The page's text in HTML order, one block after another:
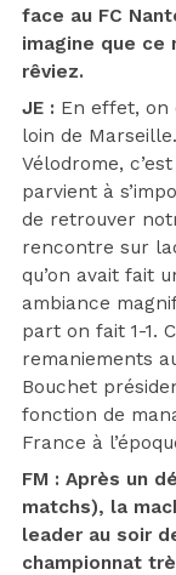
face au FC
imagine que ce
rêviez.
JE : En effet, on
loin de
Vélodrome,
parvient à
de retrouver
rencontre sur
qu’on avait fait
ambiance
part on fait 1-1.
remaniements
Bouchet
fonction de
France à
FM : Après un
matchs), la
leader au soir
championnat